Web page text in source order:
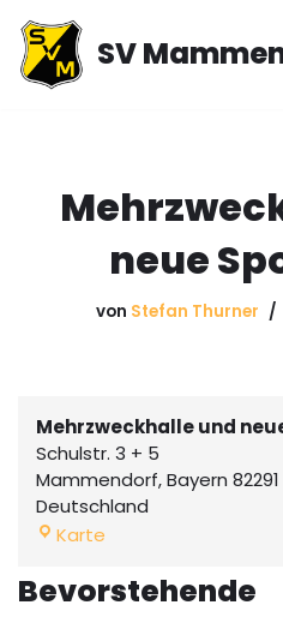
Zum
Inhalt
SV
neue
von Stefan Thurner
Mehrzweckhalle und
Schulstr. 3 + 5
Mammendorf,Bayern 82291
Deutschland
Karte
Bevorstehende